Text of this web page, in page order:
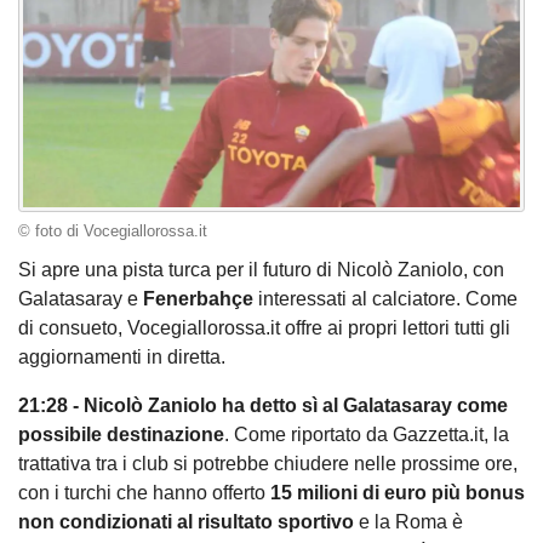
© foto di Vocegiallorossa.it
Si apre una pista turca per il futuro di Nicolò Zaniolo, con
Galatasaray e Fenerbahçe interessati al calciatore. Come
di consueto, Vocegiallorossa.it offre ai propri lettori tutti gli
aggiornamenti in diretta.
21:28 - Nicolò Zaniolo ha detto sì al Galatasaray come
possibile destinazione. Come riportato da Gazzetta.it, la
trattativa tra i club si potrebbe chiudere nelle prossime ore,
con i turchi che hanno offerto 15 milioni di euro più bonus
non condizionati al risultato sportivo e la Roma è